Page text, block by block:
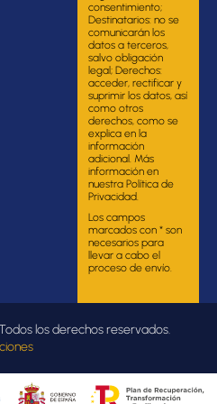
consentimiento;
Destinatarios: no se
comunicarán los
datos a terceros,
salvo obligación
legal; Derechos:
acceder, rectificar y
suprimir los datos, así
como otros
derechos, como se
explica en la
información
adicional. Más
información en
nuestra Política de
Privacidad.
Los campos
marcados con * son
necesarios para
llevar a cabo el
proceso de envío.
los derechos reservados.